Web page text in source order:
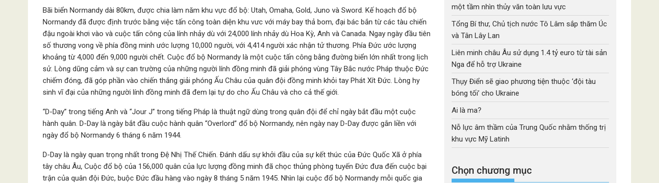
Bãi biển Normandy dài 80km, được chia làm năm khu vực đổ bộ: Utah, Omaha, Gold, Juno và Sword. Kế hoạch đổ bộ
Normandy đã được định trước bằng việc tấn công toàn diện khu vưc với máy bay thả bom, đại bác bắn từ các tàu chiến
đậu ngoài khơi vào và cuộc tấn công của lính nhảy dù với 24,000 lính nhảy dù Hoa Kỳ, Anh và Canada. Ngay ngày đầu tiên
số thương vong về phía đồng minh ước lượng 10,000 người, với 4,414 người xác nhận tử thương. Phía Đức ước lượng
khoảng từ 4,000 đến 9,000 người chết. Cuộc đổ bộ Normandy là một cuộc tấn công bằng đường biển lớn nhất trong lịch
sử. Lòng dũng cảm và sự can trường của những người lính đồng minh đã giải phóng vùng Tây Bắc nước Pháp thuộc Đức
chiếm đóng, đã góp phần vào chiến thắng giải phóng Ấu Châu của quân đội đồng minh khỏi tay Phát Xít Đức. Lòng hy
sinh vĩ đại của những người lính đồng minh đã đem lại tự do cho Ấu Châu và cho cả thế giới.
“D-Day” trong tiếng Anh và “Jour J” trong tiếng Pháp là thuật ngữ dùng trong quân đội để chỉ ngày bắt đầu một cuộc
hành quân. D-Day là ngày bắt đầu cuộc hành quân “Overlord” đổ bộ Normandy, nên ngày nay D-Day được gắn liền với
ngày đổ bộ Normandy 6 tháng 6 năm 1944.
D-Day là ngày quan trọng nhất trong Đệ Nhị Thế Chiến. Đánh dấu sự khởi đầu của sự kết thúc của Đức Quốc Xã ở phía
tây châu Âu, Cuộc đổ bộ của 156,000 quân của lực lượng đồng minh đã chọc thủng phòng tuyến Đức đưa đến cuộc bại
trận của quân đội Đức, buộc Đức đầu hàng vào ngày 8 tháng 5 năm 1945. Nhìn lại cuộc đổ bộ Normandy mỗi quốc gia
một tầm nhìn thủy văn toàn lưu vực
Tổng Bí thư, Chủ tịch nước Tô Lâm sắp thăm Úc
và Tân Lây Lan
Liên minh châu Âu sử dụng 1.4 tỷ euro từ tài sản
Nga để hỗ trợ Ukraine
Thụy Điển sẽ giao phương tiện thuộc ‘đội tàu
bóng tối’ cho Ukraine
Ai là ma?
Nỗ lực âm thầm của Trung Quốc nhằm thống trị
khu vực Mỹ Latinh
Chọn chương mục